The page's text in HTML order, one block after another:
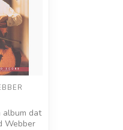
album dat
Webber